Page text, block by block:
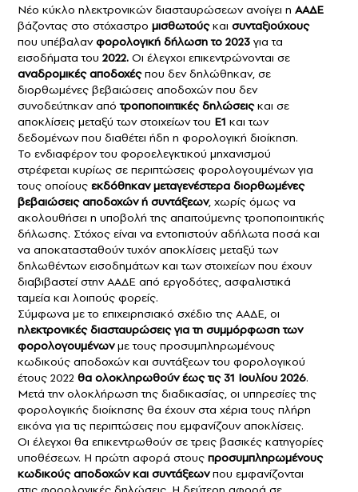
Νέο κύκλο ηλεκτρονικών διασταυρώσεων ανοίγει η ΑΑΔΕ
βάζοντας στο στόχαστρο μισθωτούςκαι συνταξιούχους
που υπέβαλανφορολογική δήλωση το 2023 για τα
εισοδήματα του 2022. Οι έλεγχοι επικεντρώνονται σε
αναδρομικές αποδοχέςπου δεν δηλώθηκαν, σε
διορθωμένες βεβαιώσεις αποδοχών που δεν
συνοδεύτηκαν απότροποποιητικές δηλώσειςκαι σε
αποκλίσεις μεταξύ των στοιχείων του Ε1 και των
δεδομένων που διαθέτει ήδη η φορολογική διοίκηση.
Το ενδιαφέρον του φοροελεγκτικού μηχανισμού
στρέφεται κυρίως σε περιπτώσεις φορολογουμένων για
τους οποίους εκδόθηκαν μεταγενέστερα διορθωμένες
βεβαιώσεις αποδοχών ή συντάξεων, χωρίς όμως να
ακολουθήσει η υποβολή της απαιτούμενης τροποποιητικής
δήλωσης. Στόχος είναι να εντοπιστούν αδήλωτα ποσά και
να αποκατασταθούν τυχόν αποκλίσεις μεταξύ των
δηλωθέντων εισοδημάτων και των στοιχείων που έχουν
διαβιβαστεί στην ΑΑΔΕ από εργοδότες, ασφαλιστικά
ταμεία και λοιπούς φορείς.
Σύμφωνα με το επιχειρησιακό σχέδιο της ΑΑΔΕ, οι
ηλεκτρονικές διασταυρώσεις για τη συμμόρφωση των
φορολογουμένωνμε τους προσυμπληρωμένους
κωδικούς αποδοχών και συντάξεων του φορολογικού
έτους 2022 θα ολοκληρωθούν έως τις 31 Ιουλίου 2026.
Μετά την ολοκλήρωση της διαδικασίας, οι υπηρεσίες της
φορολογικής διοίκησης θα έχουν στα χέρια τους πλήρη
εικόνα για τις περιπτώσεις που εμφανίζουν αποκλίσεις.
Οι έλεγχοι θα επικεντρωθούν σε τρεις βασικές κατηγορίες
υποθέσεων. Η πρώτη αφορά στους προσυμπληρωμένους
κωδικούς αποδοχών και συντάξεωνπου εμφανίζονται